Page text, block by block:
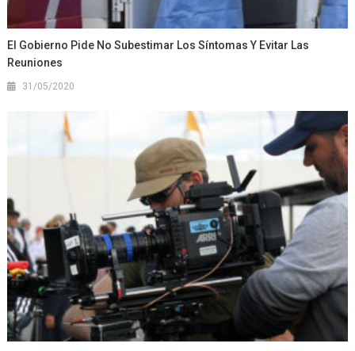
El Gobierno Pide No Subestimar Los Síntomas Y Evitar Las
Reuniones
31/05/2020